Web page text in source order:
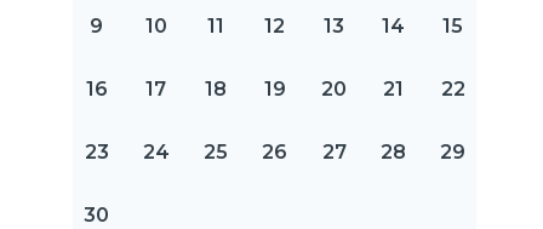
9 10 11 12 13 14 15
16 17 18 19 20 21 22
23 24 25 26 27 28 29
30